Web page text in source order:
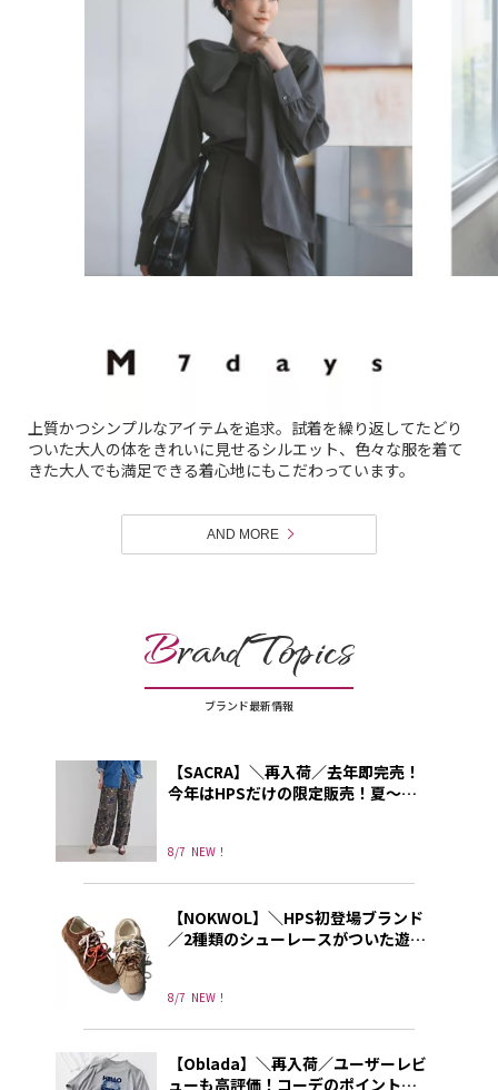
上質かつシンプルなアイテムを追求。試着を繰り返してたどり
ついた大人の体をきれいに見せるシルエット、色々な服を着て
きた大人でも満足できる着心地にもこだわっています。
AND MORE
Brand Topics
ブランド最新情報
8/7 NEW！
【SACRA】＼再入荷／去年即完売！
今年はHPSだけの限定販売！夏～秋
8/7 NEW！
【NOKWOL】＼HPS初登場ブランド
／2種類のシューレースがついた遊び
【Oblada】＼再入荷／ユーザーレビ
ューも高評価！コーデのポイントに